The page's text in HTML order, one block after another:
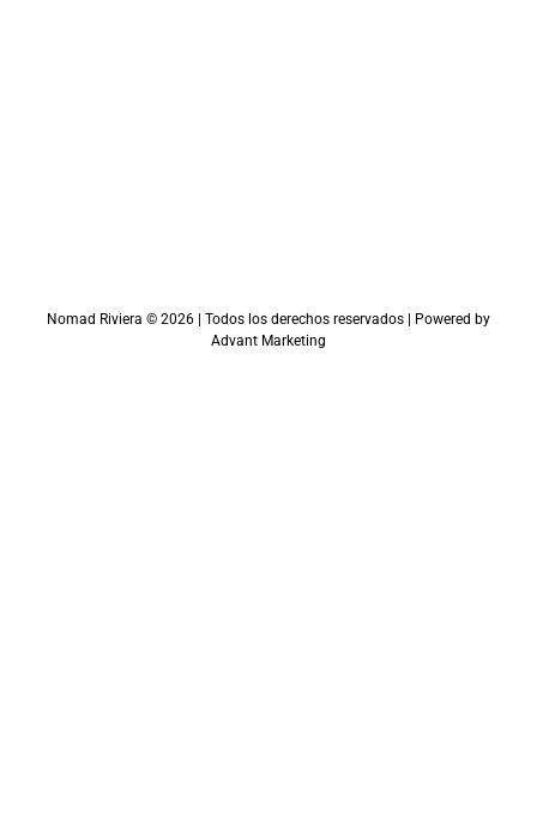
Nomad Riviera © 2026 | Todos los derechos reservados | Powered by
Advant Marketing